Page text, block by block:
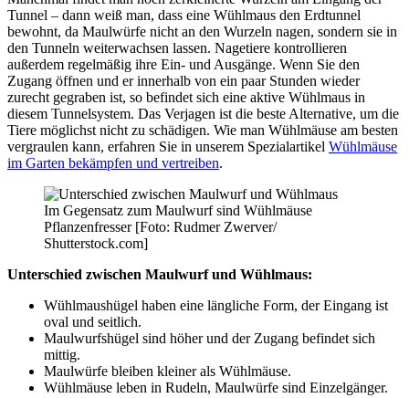
Tunnel – dann weiß man, dass eine Wühlmaus den Erdtunnel
bewohnt, da Maulwürfe nicht an den Wurzeln nagen, sondern sie in
den Tunneln weiterwachsen lassen. Nagetiere kontrollieren
außerdem regelmäßig ihre Ein- und Ausgänge. Wenn Sie den
Zugang öffnen und er innerhalb von ein paar Stunden wieder
zurecht gegraben ist, so befindet sich eine aktive Wühlmaus in
diesem Tunnelsystem. Das Verjagen ist die beste Alternative, um die
Tiere möglichst nicht zu schädigen. Wie man Wühlmäuse am besten
vergraulen kann, erfahren Sie in unserem Spezialartikel Wühlmäuse
im Garten bekämpfen und vertreiben.
Im Gegensatz zum Maulwurf sind Wühlmäuse
Pflanzenfresser [Foto: Rudmer Zwerver/
Shutterstock.com]
Unterschied zwischen Maulwurf und Wühlmaus:
Wühlmaushügel haben eine längliche Form, der Eingang ist
oval und seitlich.
Maulwurfshügel sind höher und der Zugang befindet sich
mittig.
Maulwürfe bleiben kleiner als Wühlmäuse.
Wühlmäuse leben in Rudeln, Maulwürfe sind Einzelgänger.